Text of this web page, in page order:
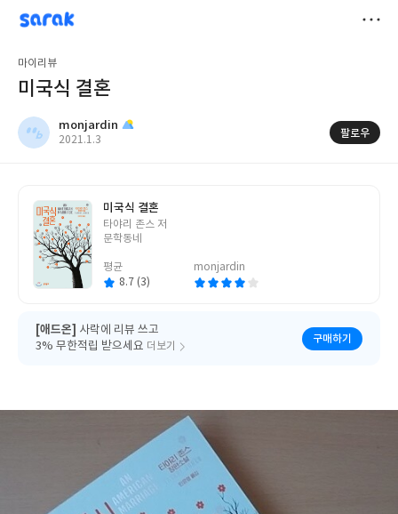
sarak
monjardin
마이리뷰
미국식 결혼
monjardin
작
2021.1.3
팔로우
미국식 결혼
글
쓴
타야리 존스 저
문학동네
평균
8.7 (3)
monjardin
[애드온] 사락에 리뷰 쓰고
3% 무한적립 받으세요 더보기
구매하기